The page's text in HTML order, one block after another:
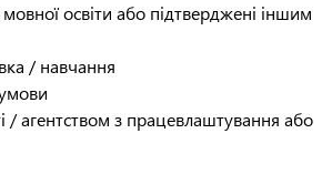
освіти або підтверджені іншим
/ навчання
/ агентством з працевлаштування або